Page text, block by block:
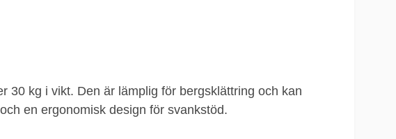
30 kg i vikt. Den är lämplig för bergsklättring och kan
en ergonomisk design för svankstöd.